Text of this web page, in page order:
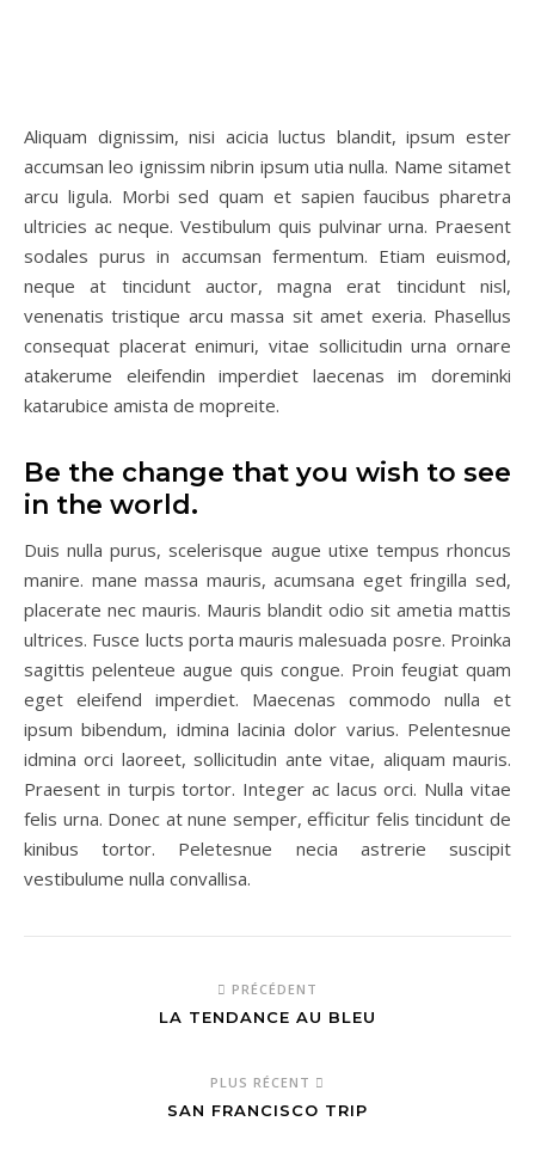
Aliquam dignissim, nisi acicia luctus blandit, ipsum ester
accumsan leo ignissim nibrin ipsum utia nulla. Name sitamet
arcu ligula. Morbi sed quam et sapien faucibus pharetra
ultricies ac neque. Vestibulum quis pulvinar urna. Praesent
sodales purus in accumsan fermentum. Etiam euismod,
neque at tincidunt auctor, magna erat tincidunt nisl,
venenatis tristique arcu massa sit amet exeria. Phasellus
consequat placerat enimuri, vitae sollicitudin urna ornare
atakerume eleifendin imperdiet laecenas im doreminki
katarubice amista de mopreite.
Be the change that you wish to see
in the world.
Duis nulla purus, scelerisque augue utixe tempus rhoncus
manire. mane massa mauris, acumsana eget fringilla sed,
placerate nec mauris. Mauris blandit odio sit ametia mattis
ultrices. Fusce lucts porta mauris malesuada posre. Proinka
sagittis pelenteue augue quis congue. Proin feugiat quam
eget eleifend imperdiet. Maecenas commodo nulla et
ipsum bibendum, idmina lacinia dolor varius. Pelentesnue
idmina orci laoreet, sollicitudin ante vitae, aliquam mauris.
Praesent in turpis tortor. Integer ac lacus orci. Nulla vitae
felis urna. Donec at nune semper, efficitur felis tincidunt de
kinibus tortor. Peletesnue necia astrerie suscipit
vestibulume nulla convallisa.
PRÉCÉDENT
LA TENDANCE AU BLEU
PLUS RÉCENT
SAN FRANCISCO TRIP